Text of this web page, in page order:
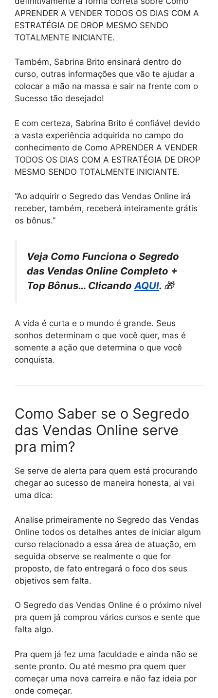
APRENDER A VENDER TODOS OS DIAS COM A
ESTRATÉGIA DE DROP MESMO SENDO
TOTALMENTE INICIANTE.
Também, Sabrina Brito ensinará dentro do
curso, outras informações que vão te ajudar a
colocar a mão na massa e sair na frente com o
Sucesso tão desejado!
E com certeza, Sabrina Brito é confiável devido
a vasta experiência adquirida no campo do
conhecimento de Como APRENDER A VENDER
TODOS OS DIAS COM A ESTRATÉGIA DE DROP
MESMO SENDO TOTALMENTE INICIANTE.
“Ao adquirir o Segredo das Vendas Online irá
receber, também, receberá inteiramente grátis
os bônus.”
Veja Como Funciona o Segredo
das Vendas Online Completo +
Top Bônus… Clicando AQUI. 🎁
A vida é curta e o mundo é grande. Seus
sonhos determinam o que você quer, mas é
somente a ação que determina o que você
conquista.
Como Saber se o Segredo
das Vendas Online serve
pra mim?
Se serve de alerta para quem está procurando
chegar ao sucesso de maneira honesta, ai vai
uma dica:
Analise primeiramente no Segredo das Vendas
Online todos os detalhes antes de iniciar algum
curso relacionado a essa área de atuação, em
seguida observe se realmente o que for
proposto, de fato entregará o foco dos seus
objetivos sem falta.
O Segredo das Vendas Online é o próximo nível
pra quem já comprou vários cursos e sente que
falta algo.
Pra quem já fez uma faculdade e ainda não se
sente pronto. Ou até mesmo pra quem quer
começar uma nova carreira e não faz ideia por
onde começar.